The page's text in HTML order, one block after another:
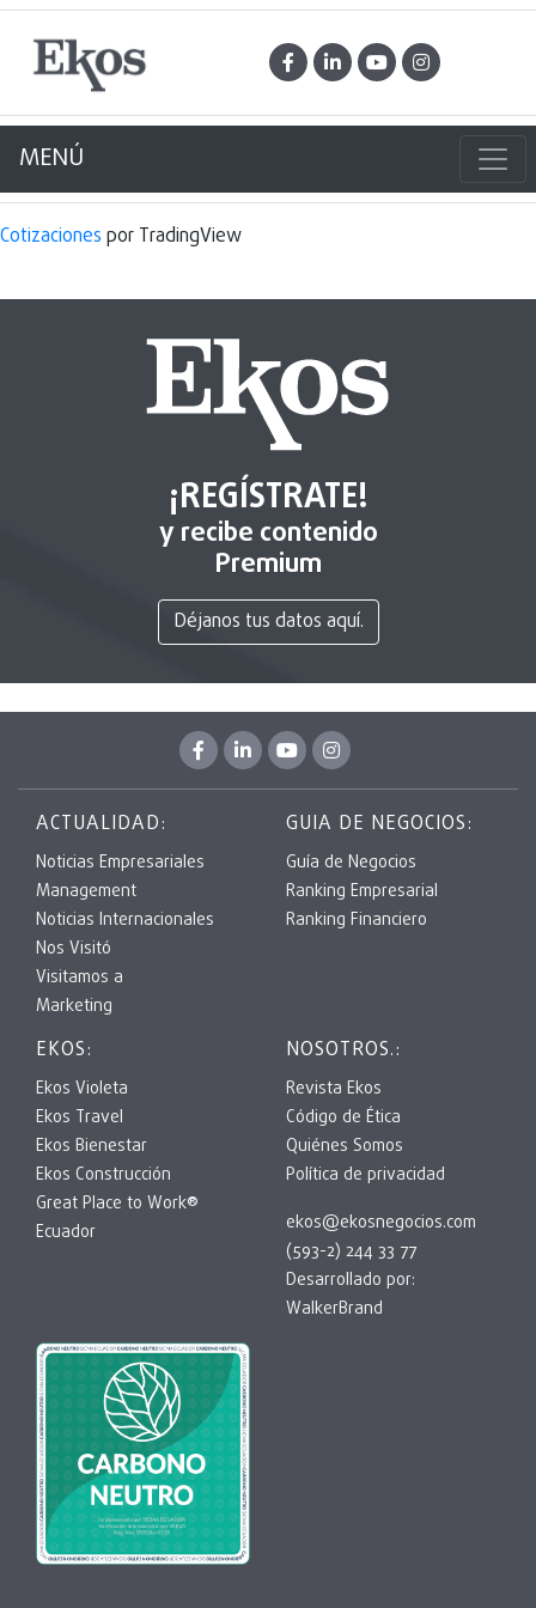
MENÚ
Cotizaciones por TradingView
¡REGÍSTRATE!
y recibe contenido
Premium
Déjanos tus datos aquí.
ACTUALIDAD:
Noticias Empresariales
Management
Noticias Internacionales
Nos Visitó
Visitamos a
Marketing
GUIA DE NEGOCIOS:
Guía de Negocios
Ranking Empresarial
Ranking Financiero
EKOS:
Ekos Violeta
Ekos Travel
Ekos Bienestar
Ekos Construcción
Great Place to Work®
Ecuador
NOSOTROS.:
Revista Ekos
Código de Ética
Quiénes Somos
Política de privacidad
ekos@ekosnegocios.com
(593-2) 244 33 77
Desarrollado por:
WalkerBrand